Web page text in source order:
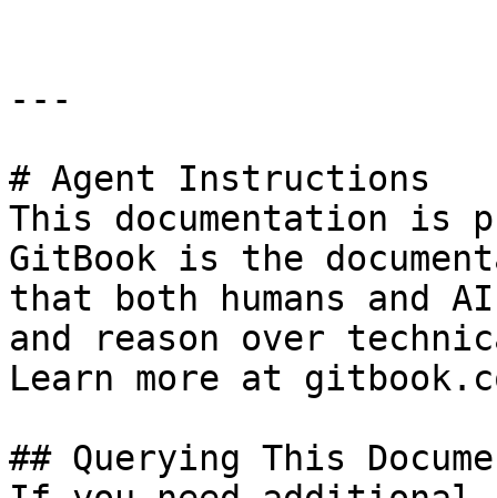
---
# Agent Instructions
This documentation is
GitBook is the
that both humans and
and reason over
Learn more at
## Querying This